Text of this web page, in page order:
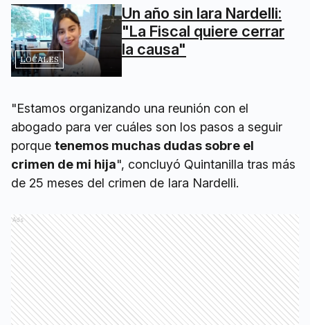
LOCALES
Un año sin Iara Nardelli:
"La Fiscal quiere cerrar
la causa"
"Estamos organizando una reunión con el
abogado para ver cuáles son los pasos a seguir
porque tenemos muchas dudas sobre el
crimen de mi hija", concluyó Quintanilla tras más
de 25 meses del crimen de Iara Nardelli.
Ads